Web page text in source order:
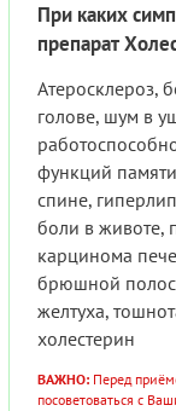
При каких
препарат
Атеросклероз,
голове, шум в
функций
спине,
боли в животе,
карцинома
брюшной
желтуха,
холестерин
ВАЖНО: Перед
посоветоваться с